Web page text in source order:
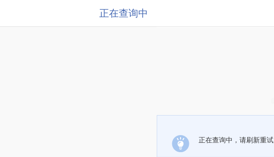
正在查询中
正在查询中，请刷新重试